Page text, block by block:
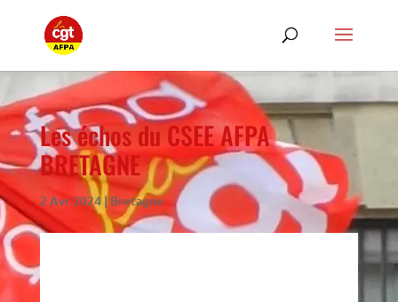
Les échos du CSEE AFPA
BRETAGNE
2 Avr 2024|Bretagne